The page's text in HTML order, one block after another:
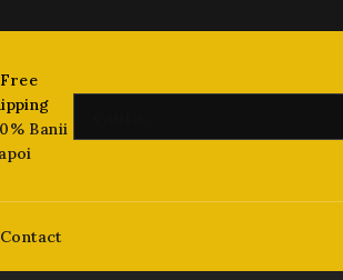
Banii
Contact